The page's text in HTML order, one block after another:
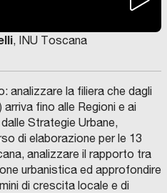
, INU Toscana
analizzare la filiera che dagli
fino alle Regioni e ai
Strategie Urbane,
di elaborazione per le 13
analizzare il rapporto tra
urbanistica ed approfondire
di crescita locale e di